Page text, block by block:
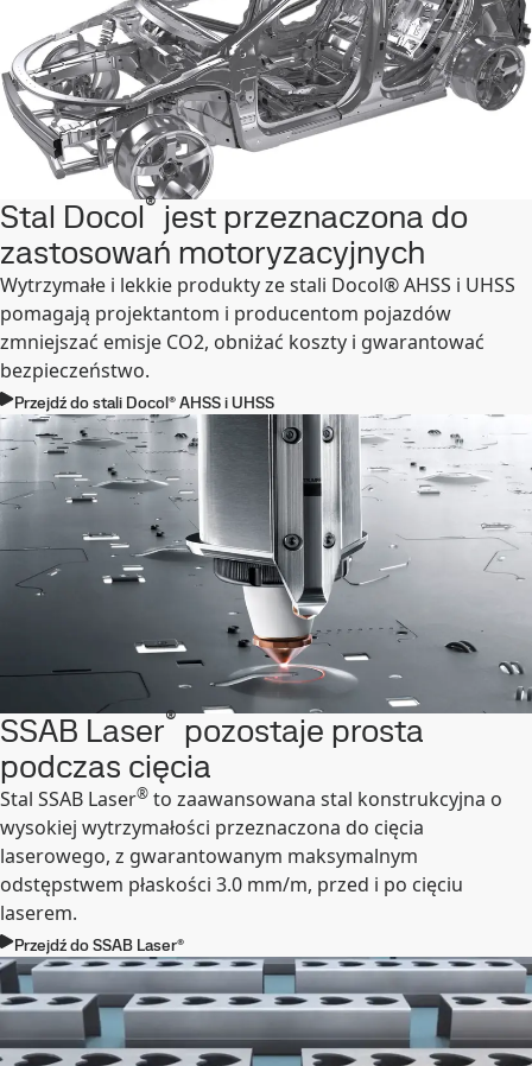
Stal Docol® jest przeznaczona do
zastosowań motoryzacyjnych
Wytrzymałe i lekkie produkty ze stali Docol® AHSS i UHSS
pomagają projektantom i producentom pojazdów
zmniejszać emisje CO2, obniżać koszty i gwarantować
bezpieczeństwo.
Przejdź do stali Docol® AHSS i UHSS
SSAB Laser® pozostaje prosta
podczas cięcia
Stal SSAB Laser® to zaawansowana stal konstrukcyjna o
wysokiej wytrzymałości przeznaczona do cięcia
laserowego, z gwarantowanym maksymalnym
odstępstwem płaskości 3.0 mm/m, przed i po cięciu
laserem.
Przejdź do SSAB Laser®